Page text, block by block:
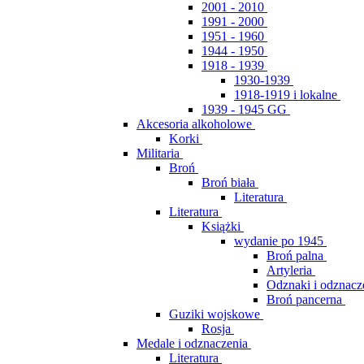
2001 - 2010
1991 - 2000
1951 - 1960
1944 - 1950
1918 - 1939
1930-1939
1918-1919 i lokalne
1939 - 1945 GG
Akcesoria alkoholowe
Korki
Militaria
Broń
Broń biała
Literatura
Literatura
Książki
wydanie po 1945
Broń palna
Artyleria
Odznaki i
Broń pancerna
Guziki wojskowe
Rosja
Medale i odznaczenia
Literatura